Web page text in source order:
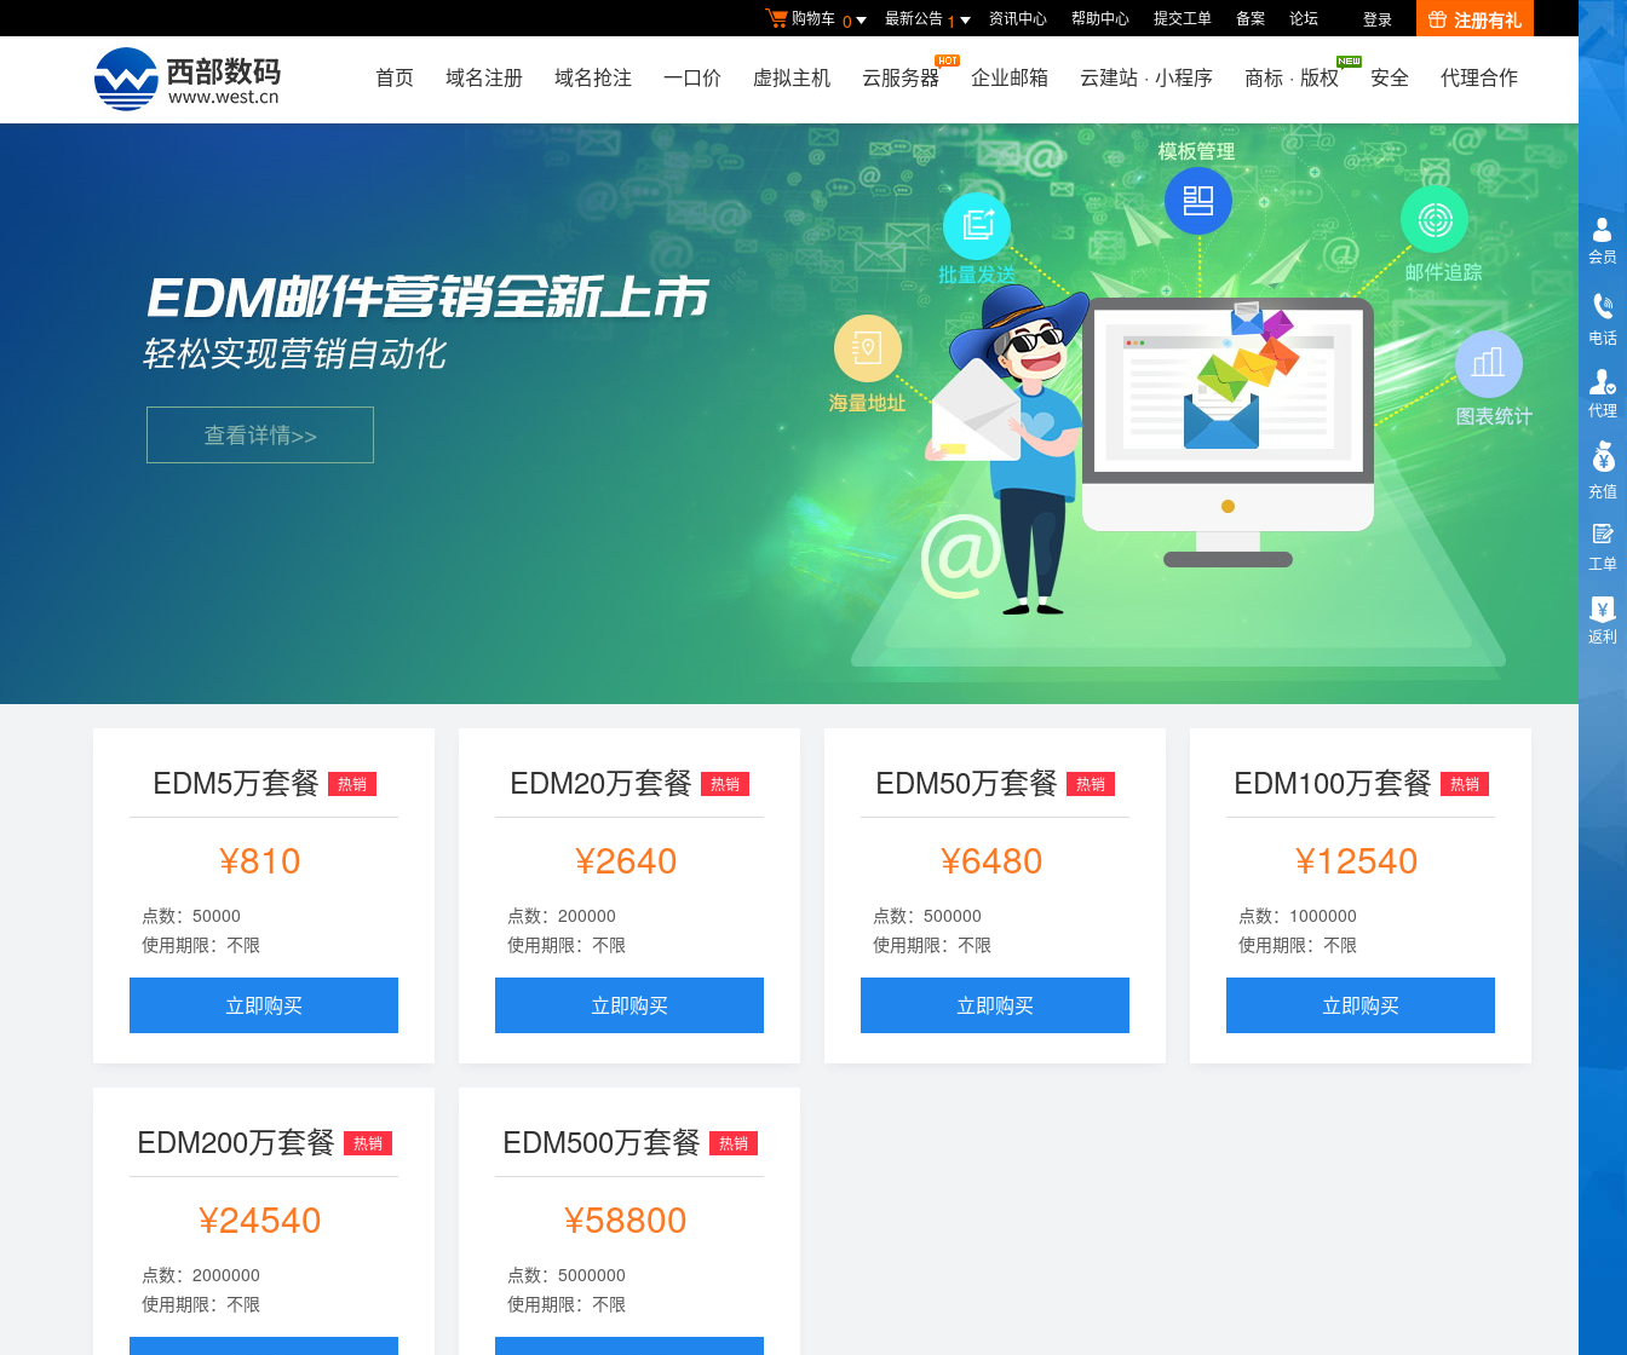
购物车 0 最新公告 1 资讯中心 帮助中心 提交工单 备案 论坛 登录 注册有礼
首页 域名注册 域名抢注 一口价 虚拟主机 云服务器 企业邮箱 云建站 · 小程序 商标 · 版权 安全 代理合作
EDM5万套餐 热销
¥810
点数：50000
使用期限：不限
立即购买
EDM20万套餐 热销
¥2640
点数：200000
使用期限：不限
立即购买
EDM50万套餐 热销
¥6480
点数：500000
使用期限：不限
立即购买
EDM100万套餐 热销
¥12540
点数：1000000
使用期限：不限
立即购买
EDM200万套餐 热销
¥24540
点数：2000000
使用期限：不限
EDM500万套餐 热销
¥58800
点数：5000000
使用期限：不限
会员
电话
代理
充值
工单
返利